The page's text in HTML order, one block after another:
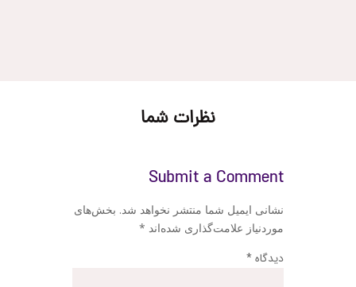
نظرات شما
Submit a Comment
نشانی ایمیل شما منتشر نخواهد شد. بخش‌های
موردنیاز علامت‌گذاری شده‌اند *
دیدگاه*